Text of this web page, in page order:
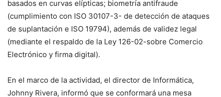
basados en curvas elípticas; biometría antifraude
(cumplimiento con ISO 30107-3- de detección de ataques
de suplantación e ISO 19794), además de validez legal
(mediante el respaldo de la Ley 126-02-sobre Comercio
Electrónico y firma digital).
En el marco de la actividad, el director de Informática,
Johnny Rivera, informó que se conformará una mesa